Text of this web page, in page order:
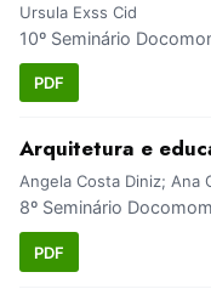
Ursula Exss Cid
10º Seminário
PDF
Arquitetura e
Angela Costa Diniz; Ana
8º Seminário
PDF